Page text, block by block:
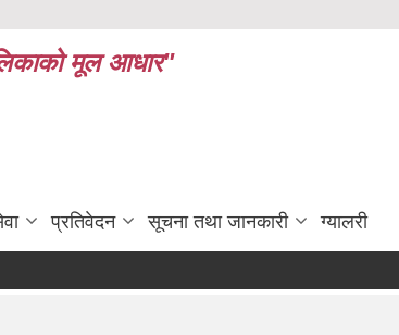
मूल आधार"
प्रतिवेदन सूचना तथा जानकारी ग्यालरी